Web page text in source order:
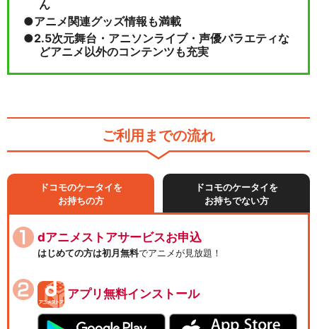
ん
アニメ関連グッズ情報も満載
2.5次元舞台・アニソンライブ・声優バラエティな
どアニメ以外のコンテンツも充実
ご利用までの流れ
ドコモのケータイを
お持ちの方
ドコモのケータイを
お持ちでない方
dアニメストアサービスお申込
はじめての方は初月無料でアニメが見放題！
アプリ無料インストール